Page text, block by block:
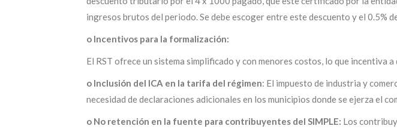
ingresos brutos del periodo. Se debe escoger entre este descuento y el
o Incentivos para la formalización:
El RST ofrece un sistema simplificado y con menores costos, lo que incentiva
o Inclusión del ICA en la tarifa del régimen: El impuesto de industria y
necesidad dedeclaraciones adicionales en los municipios donde se ejerza el
o No retención en la fuente para contribuyentes del SIMPLE: Los